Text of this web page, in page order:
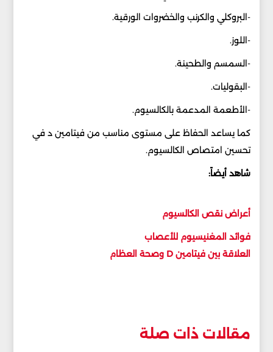
-البروكلي والكرنب والخضروات الورقية.
-اللوز.
-السمسم والطحينة.
-البقوليات.
-الأطعمة المدعمة بالكالسيوم.
كما يساعد الحفاظ على مستوى مناسب من فيتامين د في
تحسين امتصاص الكالسيوم.
شاهد أيضاً:
أعراض نقص الكالسيوم
فوائد المغنيسيوم للأعصاب
العلاقة بين فيتامين D وصحة العظام
مقالات ذات صلة